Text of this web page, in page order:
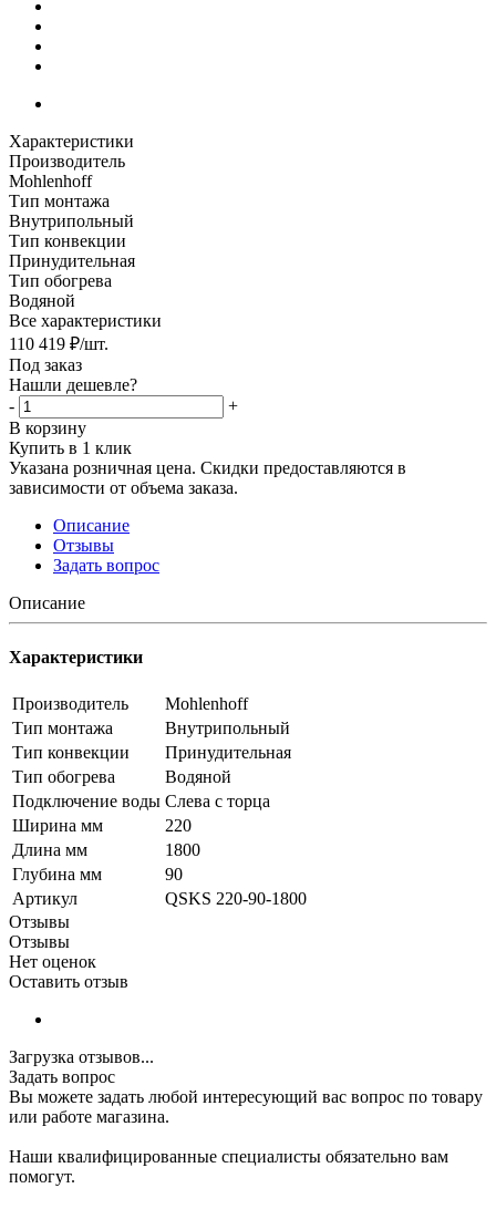
Характеристики
Производитель
Mohlenhoff
Тип монтажа
Внутрипольный
Тип конвекции
Принудительная
Тип обогрева
Водяной
Все характеристики
110 419 ₽/шт.
Под заказ
Нашли дешевле?
-
+
В корзину
Купить в 1 клик
Указана розничная цена. Скидки предоставляются в
зависимости от объема заказа.
Описание
Отзывы
Задать вопрос
Описание
Характеристики
Производитель
Mohlenhoff
Тип монтажа
Внутрипольный
Тип конвекции
Принудительная
Тип обогрева
Водяной
Подключение воды Слева с торца
Ширина мм
220
Длина мм
1800
Глубина мм
90
Артикул
QSKS 220-90-1800
Отзывы
Отзывы
Нет оценок
Оставить отзыв
Загрузка отзывов...
Задать вопрос
Вы можете задать любой интересующий вас вопрос по товару
или работе магазина.
Наши квалифицированные специалисты обязательно вам
помогут.